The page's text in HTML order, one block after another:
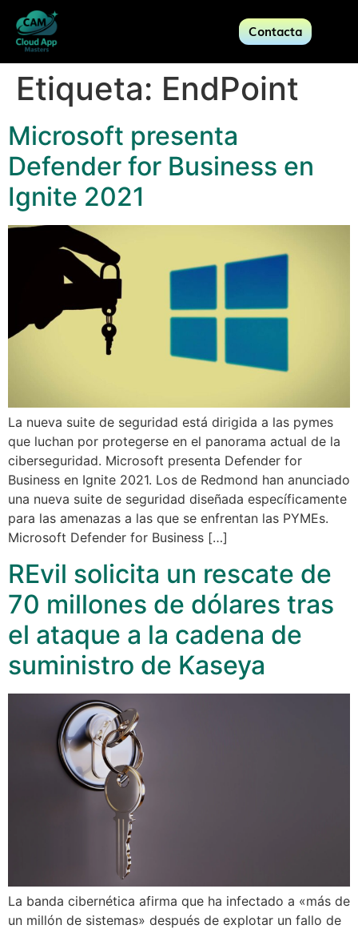
Contacta
Etiqueta: EndPoint
Microsoft presenta
Defender for Business en
Ignite 2021
La nueva suite de seguridad está dirigida a las pymes
que luchan por protegerse en el panorama actual de la
ciberseguridad. Microsoft presenta Defender for
Business en Ignite 2021. Los de Redmond han anunciado
una nueva suite de seguridad diseñada específicamente
para las amenazas a las que se enfrentan las PYMEs.
Microsoft Defender for Business […]
REvil solicita un rescate de
70 millones de dólares tras
el ataque a la cadena de
suministro de Kaseya
La banda cibernética afirma que ha infectado a «más de
un millón de sistemas» después de explotar un fallo de